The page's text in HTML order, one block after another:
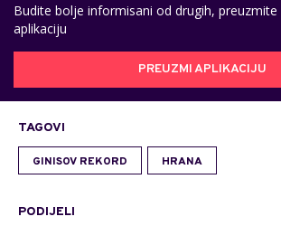
Budite bolje informisani od drugih,
aplikaciju
PREUZMI APLIKACIJU
TAGOVI
GINISOV REKORD HRANA
PODIJELI